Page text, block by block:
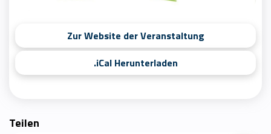
Zur Website der Veranstaltung
.iCal Herunterladen
Teilen